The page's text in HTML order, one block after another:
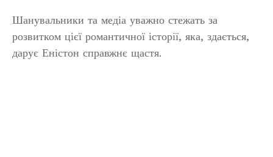
Шанувальники та медіа уважно стежать за
розвитком цієї романтичної історії, яка, здається,
дарує Еністон справжнє щастя.